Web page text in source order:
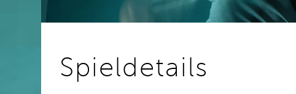
Spieldetails